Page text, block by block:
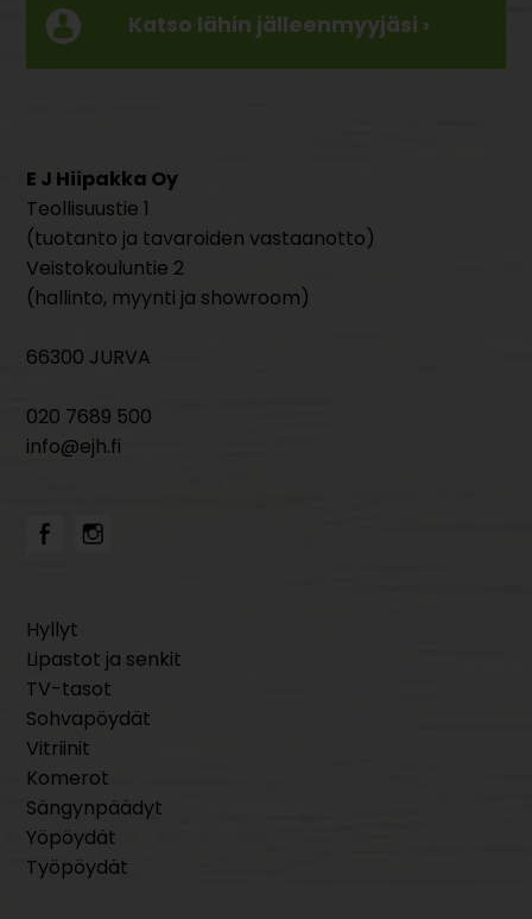
Katso lähin jälleenmyyjäsi ›
E J Hiipakka Oy
Teollisuustie 1
(tuotanto ja tavaroiden vastaanotto)
Veistokouluntie 2
(hallinto, myynti ja showroom)
66300 JURVA
020 7689 500
info@ejh.fi
Hyllyt
Lipastot ja senkit
TV-tasot
Sohvapöydät
Vitriinit
Komerot
Sängynpäädyt
Yöpöydät
Työpöydät